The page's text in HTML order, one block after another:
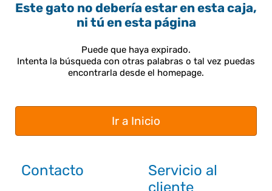
Este gato no debería estar en esta caja,
ni tú en esta página
Puede que haya expirado.
Intenta la búsqueda con otras palabras o tal vez puedas
encontrarla desde el homepage.
Ir a Inicio
Contacto
Servicio al
cliente